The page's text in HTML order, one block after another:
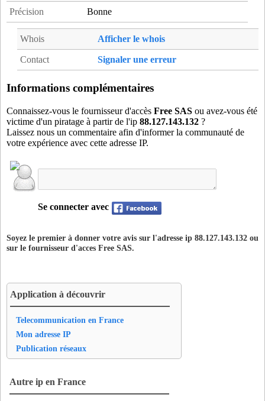
Précision Bonne
Whois Afficher le whois
Contact Signaler une erreur
Informations complémentaires
Connaissez-vous le fournisseur d'accès Free SAS ou avez-vous été
victime d'un piratage à partir de l'ip 88.127.143.132 ?
Laissez nous un commentaire afin d'informer la communauté de
votre expérience avec cette adresse IP.
Se connecter avec
Soyez le premier à donner votre avis sur l'adresse ip 88.127.143.132 ou
sur le fournisseur d'acces Free SAS.
Application à découvrir
Telecommunication en France
Mon adresse IP
Publication réseaux
Autre ip en France